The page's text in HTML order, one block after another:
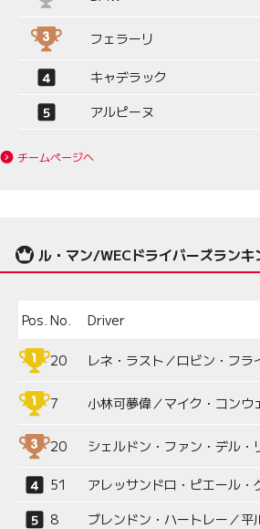
フェラーリ
キャデラック
アルピーヌ
チームページへ
ル・マン/WECドライバーズランキ
Pos. No. Driver
20 レネ・ラスト／ロビン・フラ
7 小林可夢偉／マイク・コン
20 シェルドン・ファン・デル・
51
アレッサンドロ・ピエール
8
ブレンドン・ハートレー／